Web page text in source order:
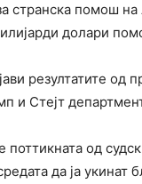
странска помош на
долари
резултатите од
и Стејт
поттикната од
да ја укинат